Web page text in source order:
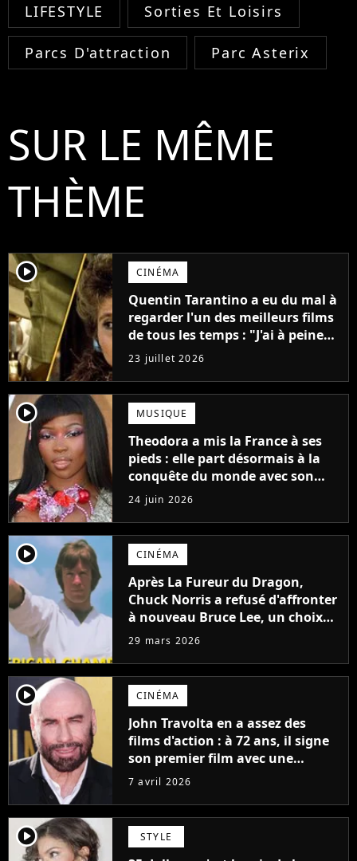
LIFESTYLE Sorties Et Loisirs
Parcs D'attraction Parc Asterix
SUR LE MÊME
THÈME
player2 CINÉMA
Quentin Tarantino a eu du mal à
regarder l'un des meilleurs films
de tous les temps : "J'ai à peine
réussi à aller jusqu'au générique
de fin"
23 juillet 2026
player2 MUSIQUE
Theodora a mis la France à ses
pieds : elle part désormais à la
conquête du monde avec son
premier gros feat international
24 juin 2026
player2 CINÉMA
Après La Fureur du Dragon,
Chuck Norris a refusé d'affronter
à nouveau Bruce Lee, un choix
qui a façonné sa légende
29 mars 2026
player2 CINÉMA
John Travolta en a assez des
films d'action : à 72 ans, il signe
son premier film avec une
histoire écrite il y a 30 ans
7 avril 2026
player2 STYLE